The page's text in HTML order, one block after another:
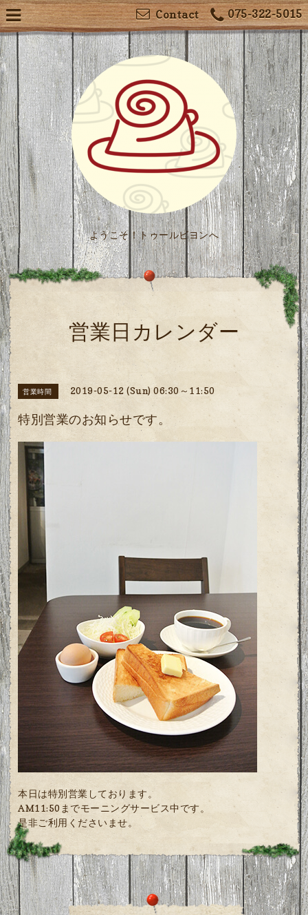
075-322-5015
Contact
ようこそ！トゥールビヨンへ
営業日カレンダー
営業時間 2019-05-12 (Sun) 06:30～11:50
特別営業のお知らせです。
本日は特別営業しております。
AM11:50までモーニングサービス中です。
是非ご利用くださいませ。